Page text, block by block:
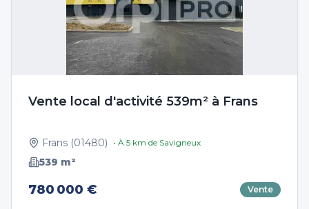
Vente local d'activité 539m² à Frans
Frans (01480) • À 5 km de Savigneux
539 m²
780 000 € Vente